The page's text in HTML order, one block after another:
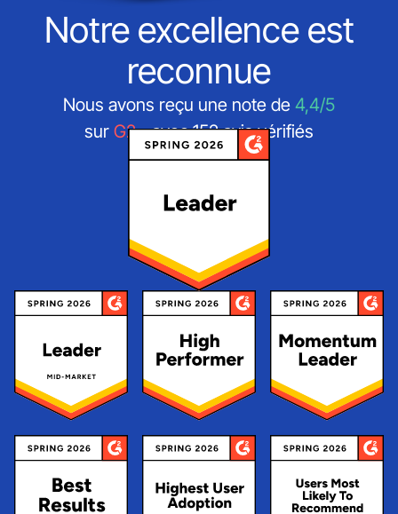
Notre excellence est
reconnue
Nous avons reçu une note de 4,4/5
sur G2- avec 152 avis vérifiés